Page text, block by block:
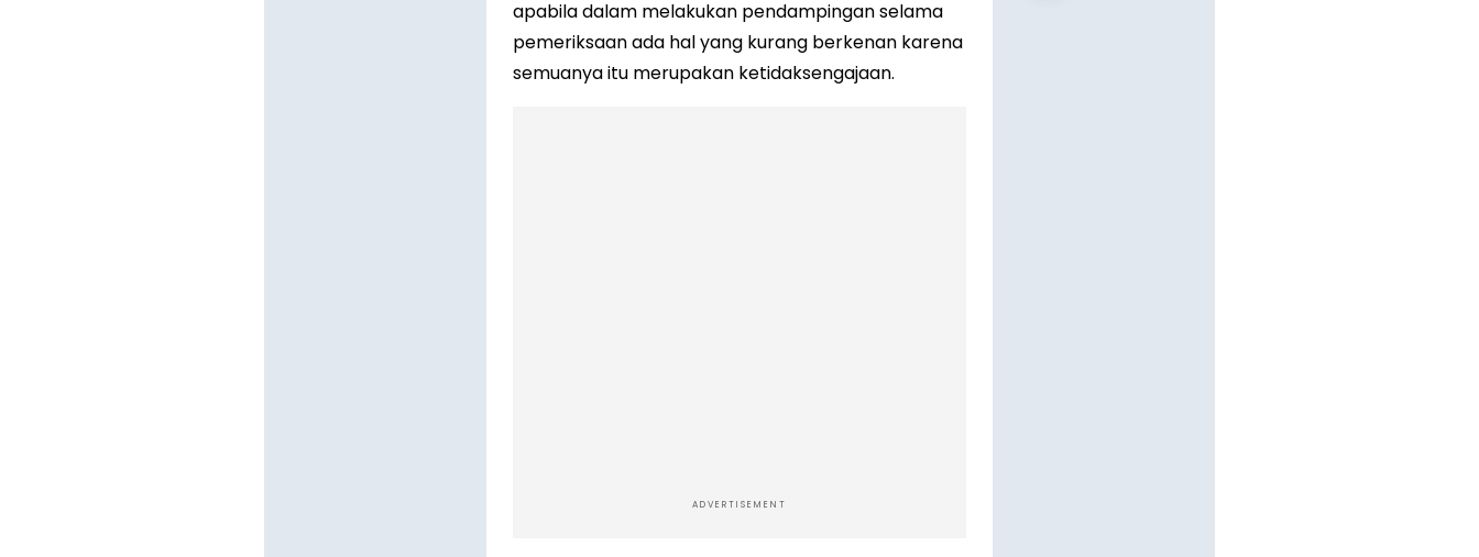
apabila dalam melakukan pendampingan selama
pemeriksaan ada hal yang kurang berkenan karena
semuanya itu merupakan ketidaksengajaan.
ADVERTISEMENT